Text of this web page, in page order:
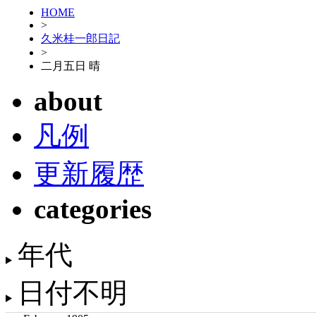
HOME
>
久米桂一郎日記
>
二月五日 晴
about
凡例
更新履歴
categories
年代
日付不明